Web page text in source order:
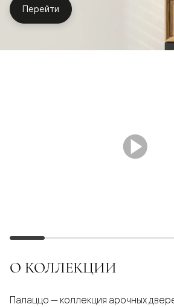
Перейти
О КОЛЛЕКЦИИ
Палаццо — коллекция арочных